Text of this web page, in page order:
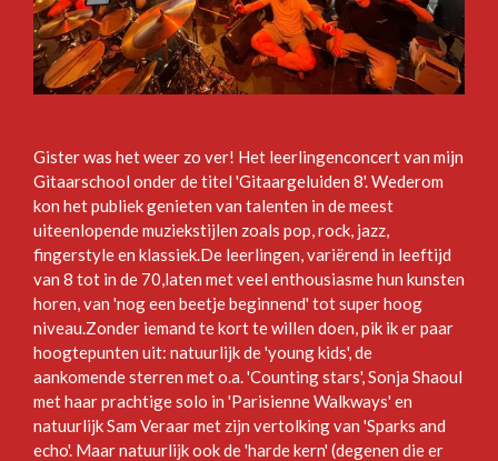
Gister was het weer zo ver! Het leerlingenconcert van mijn
Gitaarschool onder de titel 'Gitaargeluiden 8'. Wederom
kon het publiek genieten van talenten in de meest
uiteenlopende muziekstijlen zoals pop, rock, jazz,
fingerstyle en klassiek.De leerlingen, variërend in leeftijd
van 8 tot in de 70,laten met veel enthousiasme hun kunsten
horen, van 'nog een beetje beginnend' tot super hoog
niveau.Zonder iemand te kort te willen doen, pik ik er paar
hoogtepunten uit: natuurlijk de 'young kids', de
aankomende sterren met o.a. 'Counting stars', Sonja Shaoul
met haar prachtige solo in 'Parisienne Walkways' en
natuurlijk Sam Veraar met zijn vertolking van 'Sparks and
echo'. Maar natuurlijk ook de 'harde kern' (degenen die er